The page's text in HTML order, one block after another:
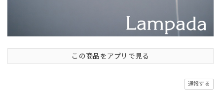
この商品をアプリで見る
通報する